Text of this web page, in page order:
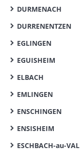
DURMENACH
DURRENENTZEN
EGLINGEN
EGUISHEIM
ELBACH
EMLINGEN
ENSCHINGEN
ENSISHEIM
ESCHBACH-au-VAL